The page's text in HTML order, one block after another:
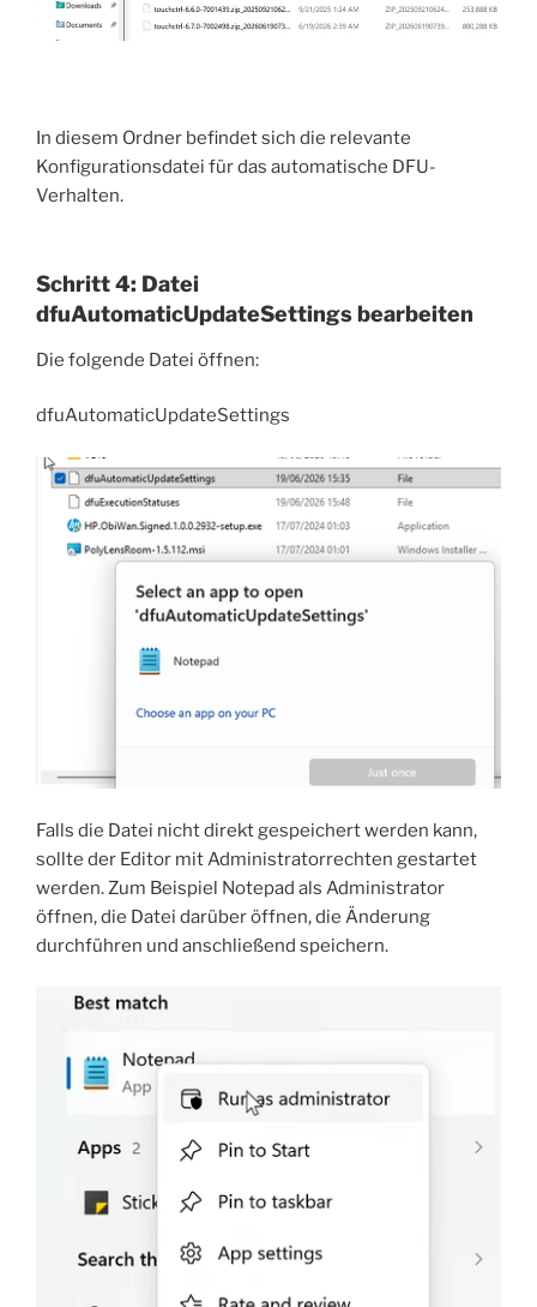
In diesem Ordner befindet sich die relevante
Konfigurationsdatei für das automatische DFU-
Verhalten.
Schritt 4: Datei
dfuAutomaticUpdateSettings bearbeiten
Die folgende Datei öffnen:
dfuAutomaticUpdateSettings
Falls die Datei nicht direkt gespeichert werden kann,
sollte der Editor mit Administratorrechten gestartet
werden. Zum Beispiel Notepad als Administrator
öffnen, die Datei darüber öffnen, die Änderung
durchführen und anschließend speichern.